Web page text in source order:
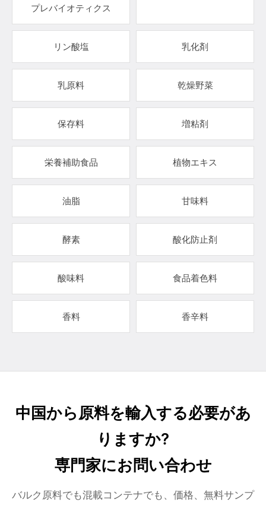
プレバイオティクス
リン酸塩 乳化剤
乳原料 乾燥野菜
保存料 増粘剤
栄養補助食品 植物エキス
油脂 甘味料
酵素 酸化防止剤
酸味料 食品着色料
香料 香辛料
中国から原料を輸入する必要があ
りますか?
専門家にお問い合わせ
バルク原料でも混載コンテナでも、価格、無料サンプ